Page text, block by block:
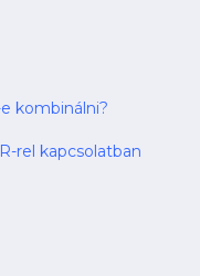
kombinálni?
rel kapcsolatban